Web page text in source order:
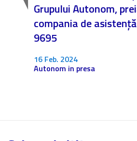
Grupului Autonom,
compania de
9695
16 Feb. 2024
Autonom in presa